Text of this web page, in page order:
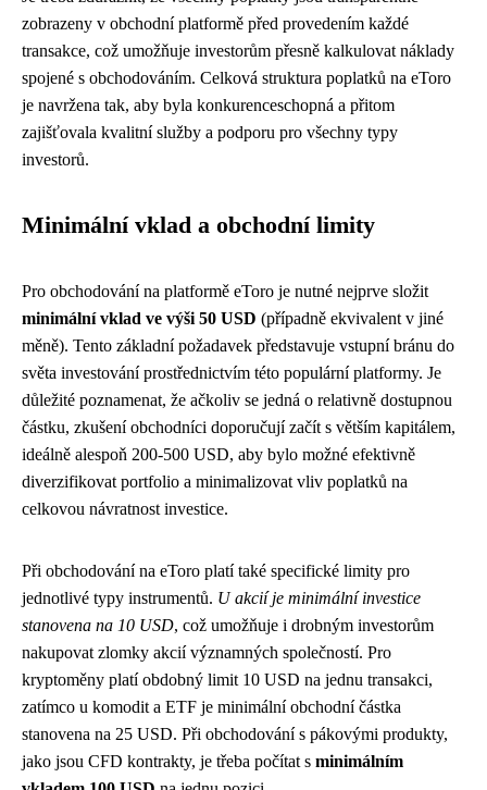
zobrazeny v obchodní platformě před provedením každé
transakce, což umožňuje investorům přesně kalkulovat náklady
spojené s obchodováním. Celková struktura poplatků na eToro
je navržena tak, aby byla konkurenceschopná a přitom
zajišťovala kvalitní služby a podporu pro všechny typy
investorů.
Minimální vklad a obchodní limity
Pro obchodování na platformě eToro je nutné nejprve složit
minimální vklad ve výši 50 USD (případně ekvivalent v jiné
měně). Tento základní požadavek představuje vstupní bránu do
světa investování prostřednictvím této populární platformy. Je
důležité poznamenat, že ačkoliv se jedná o relativně dostupnou
částku, zkušení obchodníci doporučují začít s větším kapitálem,
ideálně alespoň 200-500 USD, aby bylo možné efektivně
diverzifikovat portfolio a minimalizovat vliv poplatků na
celkovou návratnost investice.
Při obchodování na eToro platí také specifické limity pro
jednotlivé typy instrumentů. U akcií je minimální investice
stanovena na 10 USD, což umožňuje i drobným investorům
nakupovat zlomky akcií významných společností. Pro
kryptoměny platí obdobný limit 10 USD na jednu transakci,
zatímco u komodit a ETF je minimální obchodní částka
stanovena na 25 USD. Při obchodování s pákovými produkty,
jako jsou CFD kontrakty, je třeba počítat s minimálním